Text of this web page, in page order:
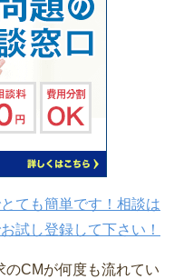
ても簡単です！相談は
試し登録して下さい！
のCMが何度も流れてい